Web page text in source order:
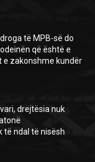
të MPB-së do
që është e
e zakonshme kundër
drejtësia nuk
të ndal të nisësh